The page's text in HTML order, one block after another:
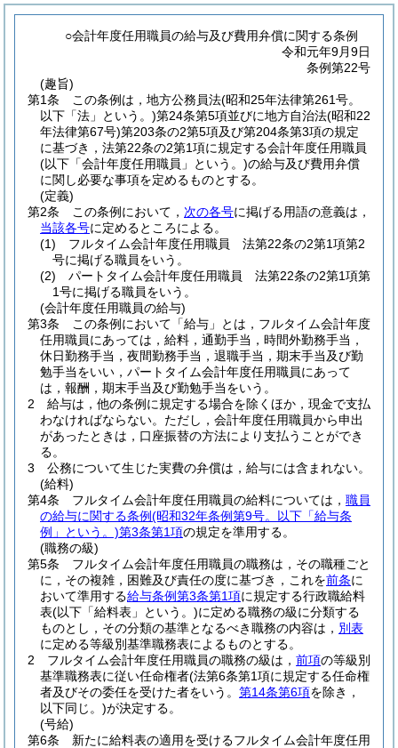
○会計年度任用職員の給与及び費用弁償に関する条例
令和元年9月9日
条例第22号
(趣旨)
第1条
この条例は，地方公務員法(昭和25年法律第261号。
以下「法」という。)第24条第5項並びに地方自治法(昭和22
年法律第67号)第203条の2第5項及び第204条第3項の規定
に基づき，法第22条の2第1項に規定する会計年度任用職員
(以下「会計年度任用職員」という。)の給与及び費用弁償
に関し必要な事項を定めるものとする。
(定義)
第2条
この条例において， 次の各号に掲げる用語の意義は，
当該各号に定めるところによる。
(1)
フルタイム会計年度任用職員 法第22条の2第1項第2
号に掲げる職員をいう。
(2)
パートタイム会計年度任用職員 法第22条の2第1項第
1号に掲げる職員をいう。
(会計年度任用職員の給与)
第3条
この条例において「給与」とは，フルタイム会計年度
任用職員にあっては，給料，通勤手当，時間外勤務手当，
休日勤務手当，夜間勤務手当，退職手当，期末手当及び勤
勉手当をいい，パートタイム会計年度任用職員にあって
は，報酬，期末手当及び勤勉手当をいう。
2
給与は，他の条例に規定する場合を除くほか，現金で支払
わなければならない。 ただし，会計年度任用職員から申出
があったときは，口座振替の方法により支払うことができ
る。
3
公務について生じた実費の弁償は，給与には含まれない。
(給料)
第4条
フルタイム会計年度任用職員の給料については， 職員
の給与に関する条例(昭和32年条例第9号。以下「給与条
例」という。)第3条第1項の規定を準用する。
(職務の級)
第5条
フルタイム会計年度任用職員の職務は，その職種ごと
に，その複雑，困難及び責任の度に基づき，これを前条に
おいて準用する給与条例第3条第1項に規定する行政職給料
表(以下「給料表」という。)に定める職務の級に分類する
ものとし，その分類の基準となるべき職務の内容は， 別表
に定める等級別基準職務表によるものとする。
2
フルタイム会計年度任用職員の職務の級は， 前項の等級別
基準職務表に従い任命権者(法第6条第1項に規定する任命権
者及びその委任を受けた者をいう。 第14条第6項を除き，
以下同じ。)が決定する。
(号給)
第6条
新たに給料表の適用を受けるフルタイム会計年度任用